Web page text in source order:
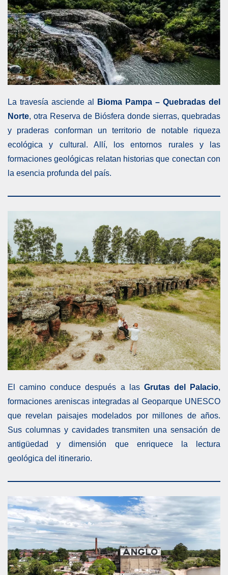
La travesía asciende al
Bioma Pampa – Quebradas del
Norte, otra Reserva de Biósfera donde sierras, quebradas
y praderas conforman un territorio de notable riqueza
ecológica y cultural. Allí, los entornos rurales y las
formaciones geológicas relatan historias que conectan con
la esencia profunda del país.
El camino conduce después a las Grutas del Palacio,
formaciones areniscas integradas al Geoparque UNESCO
que revelan paisajes modelados por millones de años.
Sus columnas y cavidades transmiten una sensación de
antigüedad y dimensión que enriquece la lectura
geológica del itinerario.